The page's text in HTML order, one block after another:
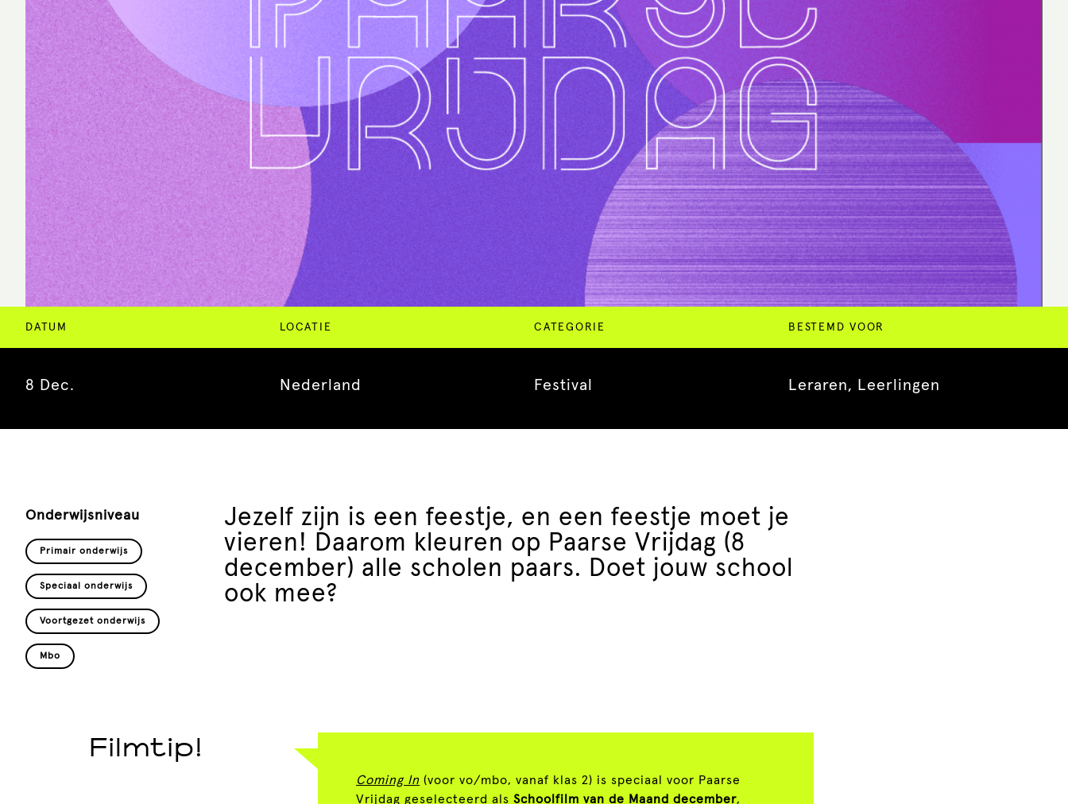
DATUM LOCATIE CATEGORIE BESTEMD VOOR
8 Dec. Nederland Festival Leraren Leerlingen
Onderwijsniveau
Primair onderwijs
Speciaal onderwijs
Voortgezet onderwijs
Mbo
Jezelf zijn is een feestje, en een feestje moet je
vieren! Daarom kleuren op Paarse Vrijdag (8
december) alle scholen paars. Doet jouw school
ook mee?
Filmtip!
Coming In (voor vo/mbo, vanaf klas 2) is speciaal voor Paarse
Vrijdag geselecteerd als Schoolfilm van de Maand december,